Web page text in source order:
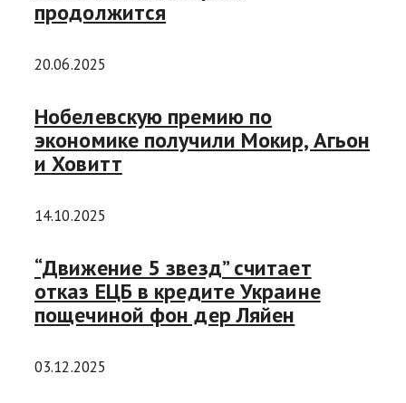
продолжится
20.06.2025
Нобелевскую премию по
экономике получили Мокир, Агьон
и Ховитт
14.10.2025
“Движение 5 звезд” считает
отказ ЕЦБ в кредите Украине
пощечиной фон дер Ляйен
03.12.2025